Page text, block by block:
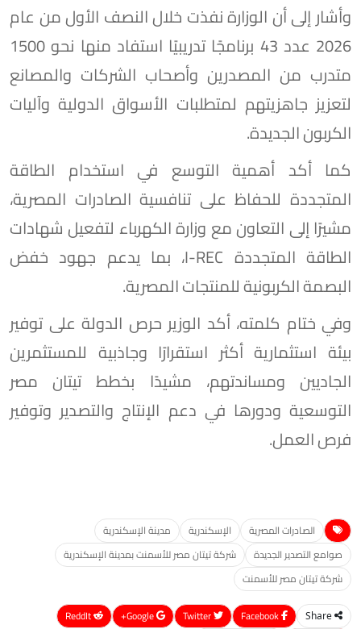
وأشار إلى أن الوزارة نفذت خلال النصف الأول من عام
2026 عدد 43 برنامجًا تدريبيًا استفاد منها نحو 1500
متدرب من المصدرين وأصحاب الشركات والمصانع
لتعزيز جاهزيتهم لمتطلبات الأسواق الدولية وآليات
الكربون الجديدة.
كما أكد أهمية التوسع في استخدام الطاقة
المتجددة للحفاظ على تنافسية الصادرات المصرية،
مشيرًا إلى التعاون مع وزارة الكهرباء لتفعيل شهادات
الطاقة المتجددة I-REC، بما يدعم جهود خفض
البصمة الكربونية للمنتجات المصرية.
وفي ختام كلمته، أكد الوزير حرص الدولة على توفير
بيئة استثمارية أكثر استقرارًا وجاذبية للمستثمرين
الجاديين ومساندتهم، مشيدًا بخطط تيتان مصر
التوسعية ودورها في دعم الإنتاج والتصدير وتوفير
فرص العمل.
الصادرات المصرية الإسكندرية
مدينة الإسكندرية
صوامع التصدير الجديدة
شركة تيتان مصر للأسمنت بمدينة الإسكندرية
شركة تيتان مصر للأسمنت
Share
Google+
ReddIt